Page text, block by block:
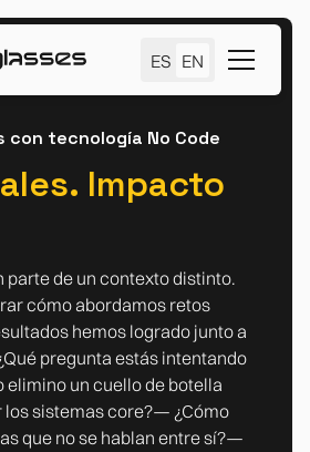
ES EN
con tecnología No Code
Impacto
parte de un contexto distinto.
cómo abordamos retos
hemos logrado junto a
pregunta estás intentando
elimino un cuello de botella
sistemas core?— ¿Cómo
que no se hablan entre sí?—